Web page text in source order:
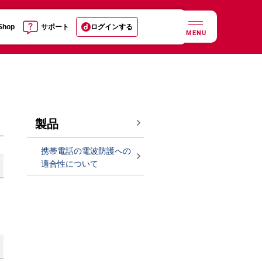
サポート ログインする
MENU
製品
携帯電話の電波防護への
適合性について